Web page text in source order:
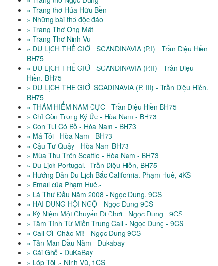
» Trang thơ Hứa Hữu Bền
» Những bài thơ độc đáo
» Trang Thơ Ong Mật
» Trang Thơ Ninh Vu
» DU LỊCH THẾ GIỚI- SCANDINAVIA (P.I) - Trần Diệu Hiền
BH75
» DU LỊCH THẾ GIỚI- SCANDINAVIA (P.II) - Trần Diệu
Hiền. BH75
» DU LỊCH THẾ GIỚI SCADINAVIA (P. III) - Trần Diệu Hiền.
BH75
» THÁM HIỂM NAM CỰC - Trần Diệu Hiền BH75
» Chỉ Còn Trong Ký Ức - Hòa Nam - BH73
» Con Tui Có Bồ - Hòa Nam - BH73
» Má Tôi - Hòa Nam - BH73
» Cậu Tư Quậy - Hòa Nam BH73
» Mùa Thu Trên Seattle - Hòa Nam - BH73
» Du Lịch Portugal.- Trần Diệu Hiền, BH75
» Hướng Dẫn Du Lịch Bắc California. Phạm Huê, 4KS
» Email của Phạm Huê.-
» Lá Thư Đầu Năm 2008 - Ngọc Dung. 9CS
» HAI DUNG HỘI NGỘ - Ngọc Dung 9CS
» Kỷ Niệm Một Chuyến Đi Chơi - Ngọc Dung - 9CS
» Tâm Tình Từ Miền Trung Cali - Ngọc Dung - 9CS
» Cali Ơi, Chào Mi! - Ngọc Dung 9CS
» Tản Mạn Đầu Năm - Dukabay
» Cái Ghế - DuKaBay
» Lớp Tôi .- Ninh Vũ, 1CS